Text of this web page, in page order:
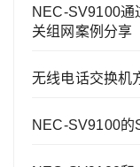
NEC-SV9100通
关组网案例分享
无线电话交换机
NEC-SV9100的